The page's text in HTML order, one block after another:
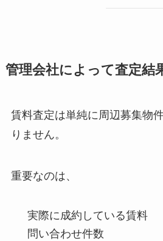
管理会社によって査定結
賃料査定は単純に周辺募集物
りません。
重要なのは、
実際に成約している賃料
問い合わせ件数